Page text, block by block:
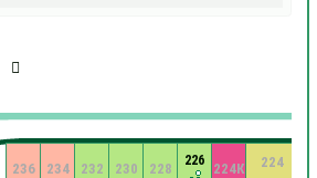
224
224К
226
228
230
232
234
236